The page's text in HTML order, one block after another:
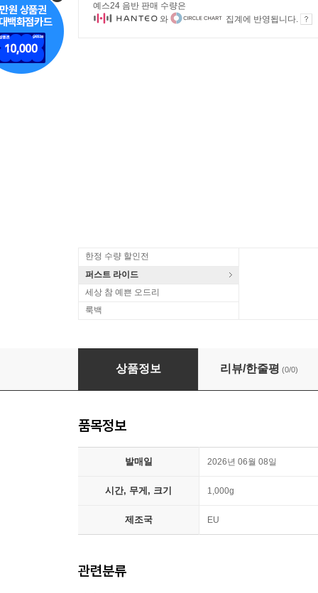
예스24 음반 판매 수량은
와
집계에 반영됩니다.
한정 수량 할인전
퍼스트 라이드
세상 참 예쁜 오드리
룩백
Nils Schweckendiek 나는 강이다 (I Am A
상품정보 리뷰/한줄평 (0/0)
품목정보
발매일 2026년 06월 08일
시간, 무게, 크기 1,000g
제조국 EU
관련분류